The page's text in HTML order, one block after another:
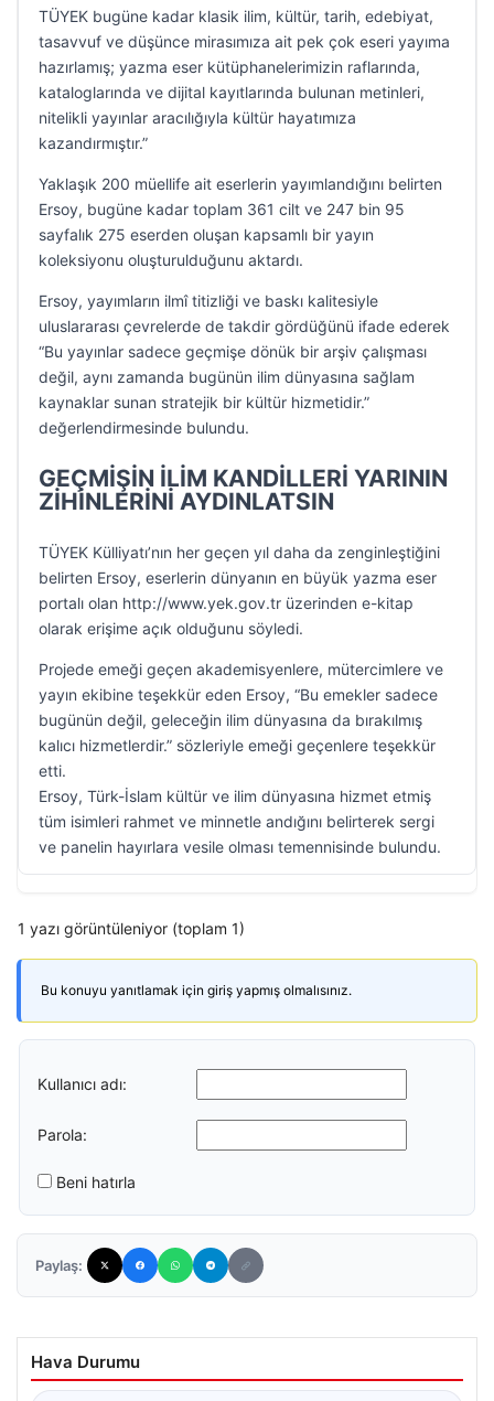
TÜYEK bugüne kadar klasik ilim, kültür, tarih, edebiyat,
tasavvuf ve düşünce mirasımıza ait pek çok eseri yayıma
hazırlamış; yazma eser kütüphanelerimizin raflarında,
kataloglarında ve dijital kayıtlarında bulunan metinleri,
nitelikli yayınlar aracılığıyla kültür hayatımıza
kazandırmıştır.”
Yaklaşık 200 müellife ait eserlerin yayımlandığını belirten
Ersoy, bugüne kadar toplam 361 cilt ve 247 bin 95
sayfalık 275 eserden oluşan kapsamlı bir yayın
koleksiyonu oluşturulduğunu aktardı.
Ersoy, yayımların ilmî titizliği ve baskı kalitesiyle
uluslararası çevrelerde de takdir gördüğünü ifade ederek
“Bu yayınlar sadece geçmişe dönük bir arşiv çalışması
değil, aynı zamanda bugünün ilim dünyasına sağlam
kaynaklar sunan stratejik bir kültür hizmetidir.”
değerlendirmesinde bulundu.
GEÇMİŞİN İLİM KANDİLLERİ YARININ
ZİHİNLERİNİ AYDINLATSIN
TÜYEK Külliyatı’nın her geçen yıl daha da zenginleştiğini
belirten Ersoy, eserlerin dünyanın en büyük yazma eser
portalı olan http://www.yek.gov.tr üzerinden e-kitap
olarak erişime açık olduğunu söyledi.
Projede emeği geçen akademisyenlere, mütercimlere ve
yayın ekibine teşekkür eden Ersoy, “Bu emekler sadece
bugünün değil, geleceğin ilim dünyasına da bırakılmış
kalıcı hizmetlerdir.” sözleriyle emeği geçenlere teşekkür
etti.
Ersoy, Türk-İslam kültür ve ilim dünyasına hizmet etmiş
tüm isimleri rahmet ve minnetle andığını belirterek sergi
ve panelin hayırlara vesile olması temennisinde bulundu.
1 yazı görüntüleniyor (toplam 1)
Bu konuyu yanıtlamak için giriş yapmış olmalısınız.
Kullanıcı adı:
Parola:
Beni hatırla
Paylaş:
Hava Durumu